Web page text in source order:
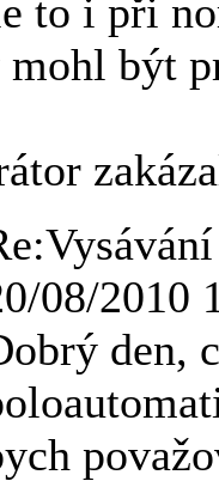
to i při
být
08/2010
den,